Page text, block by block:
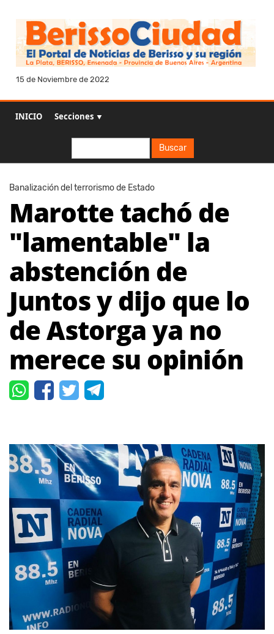
15 de Noviembre de 2022
INICIO Secciones ▼
Buscar
Banalización del terrorismo de Estado
Marotte tachó de
"lamentable" la
abstención de
Juntos y dijo que lo
de Astorga ya no
merece su opinión